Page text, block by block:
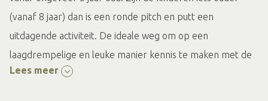
(vanaf 8 jaar) dan is een ronde pitch en putt een
uitdagende activiteit. De ideale weg om op een
laagdrempelige en leuke manier kennis te maken met de
golfsport. En ondertussen lekker samen buiten bezig met
Lees meer